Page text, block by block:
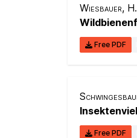
Wiesbauer,
Free PDF
Free PDF